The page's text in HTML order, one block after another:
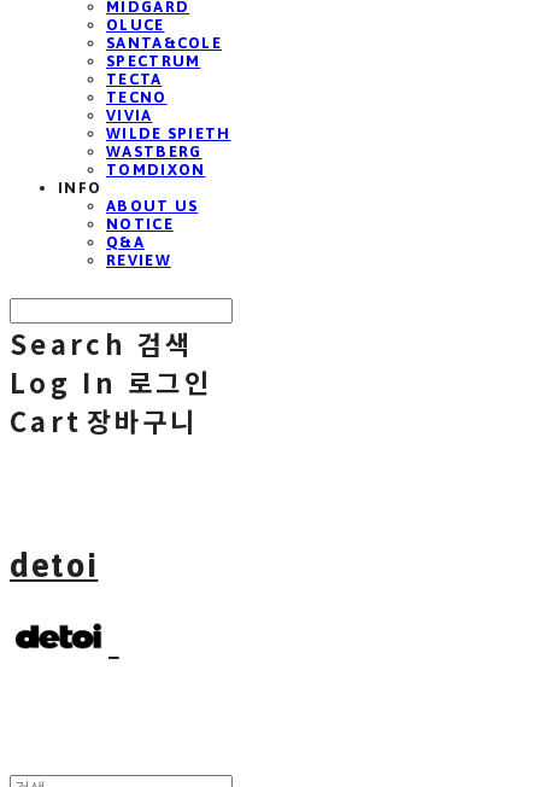
MIDGARD
OLUCE
SANTA&COLE
SPECTRUM
TECTA
TECNO
VIVIA
WILDE SPIETH
WASTBERG
TOMDIXON
INFO
ABOUT US
NOTICE
Q&A
REVIEW
Search 검색
Log In 로그인
Cart 장바구니
detoi